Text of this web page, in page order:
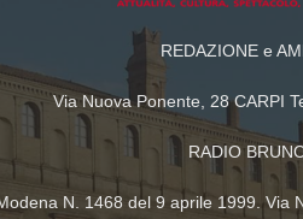
REDAZIONE e
Via Nuova Ponente, 28 CARPI
RADIO
N. 1468 del 9 aprile 1999. Via